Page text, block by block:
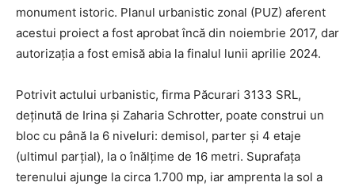
monument istoric. Planul urbanistic zonal (PUZ) aferent
acestui proiect a fost aprobat încă din noiembrie 2017, dar
autorizația a fost emisă abia la finalul lunii aprilie 2024.
Potrivit actului urbanistic, firma Păcurari 3133 SRL,
deținută de Irina și Zaharia Schrotter, poate construi un
bloc cu până la 6 niveluri: demisol, parter și 4 etaje
(ultimul parțial), la o înălțime de 16 metri. Suprafața
terenului ajunge la circa 1.700 mp, iar amprenta la sol a